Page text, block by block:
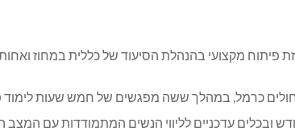
מקצועי בהנהלת הסיעוד של כללית במחוז ואחות
כרמל, במהלך ששה מפגשים של חמש שעות לימוד
עדכניים לליווי הנשים המתמודדות עם המצב